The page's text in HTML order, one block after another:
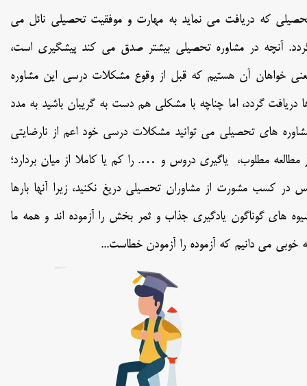
که دریافت می نماید به مهارت و موفقیت تحصیلی نائل می
آنچه در مشاوره تحصیلی بیشتر صدق می کند پیشگیری است،
خواهان آن هستیم که قبل از وقوع مشکلات درسی این مشاوره
دریافت گردد، اما چناچه با مشکلی هم دست به گریبان باشید به مدد
های تحصیلی می توانید مشکلات درسی خود اعم از نارضایتی
مطالعه مطلوب، یاگیری دروس و …. را کم یا کاملا از میان بردارد؛
در کسب مشورت از مشاوران تحصیلی دریغ نکنید، زیرا آنها بارها
های گوناگون یادگیری جذاب و ثمر بخش را آزموده اند و همه ما
خوبی می دانیم که آزموده را آزمودن خطاست...